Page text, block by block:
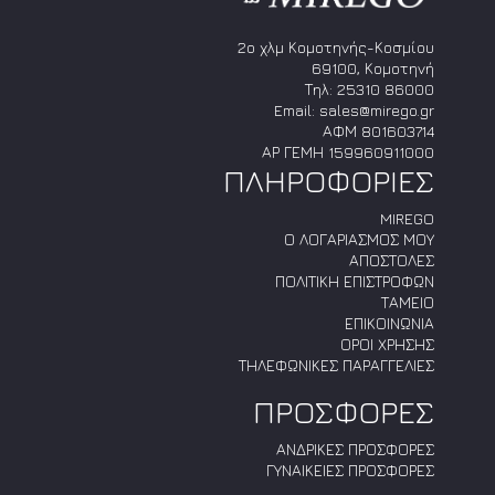
2ο χλμ Κομοτηνής-Κοσμίου
69100, Κομοτηνή
Τηλ: 25310 86000
Email: sales@mirego.gr
ΑΦΜ 801603714
ΑΡ ΓΕΜΗ 159960911000
ΠΛΗΡΟΦΟΡΙΕΣ
MIREGO
Ο ΛΟΓΑΡΙΑΣΜΟΣ ΜΟΥ
ΑΠΟΣΤΟΛΕΣ
ΠΟΛΙΤΙΚΗ ΕΠΙΣΤΡΟΦΩΝ
ΤΑΜΕΙΟ
ΕΠΙΚΟΙΝΩΝΙΑ
ΟΡΟΙ ΧΡΗΣΗΣ
ΤΗΛΕΦΩΝΙΚΕΣ ΠΑΡΑΓΓΕΛΙΕΣ
ΠΡΟΣΦΟΡΕΣ
ΑΝΔΡΙΚΕΣ ΠΡΟΣΦΟΡΕΣ
ΓΥΝΑΙΚΕΙΕΣ ΠΡΟΣΦΟΡΕΣ